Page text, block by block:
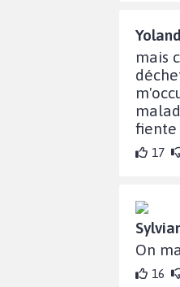
mais
fiente
17
On
16